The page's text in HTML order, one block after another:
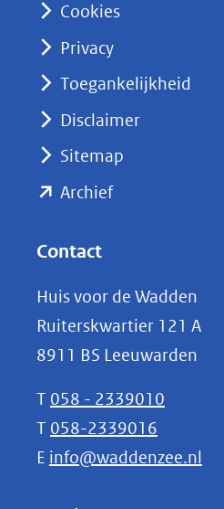
nieuw
naar
Cookies
Privacy
Toegankelijkheid
Disclaimer
Sitemap
Archief(opent
(verwijst
naar
een
andere
website)
Contact
Huis voor de Wadden
Ruiterskwartier 121 A
8911 BS Leeuwarden
T 058 - 2339010
T 058-2339016
E info@waddenzee.nl